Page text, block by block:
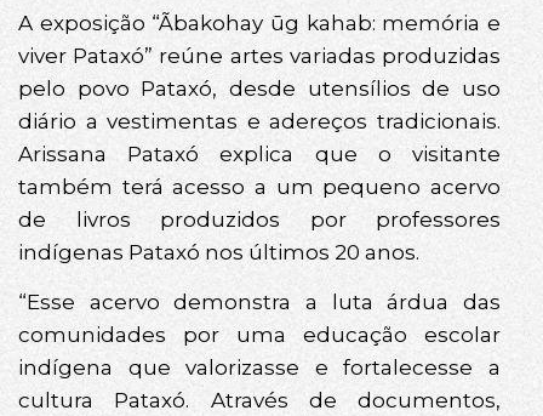
A exposição “Ãbakohay ūg kahab: memória e
viver Pataxó” reúne artes variadas produzidas
pelo povo Pataxó, desde utensílios de uso
diário a vestimentas e adereços tradicionais.
Arissana Pataxó explica que o visitante
também terá acesso a um pequeno acervo
de livros produzidos por professores
indígenas Pataxó nos últimos 20 anos.
“Esse acervo demonstra a luta árdua das
comunidades por uma educação escolar
indígena que valorizasse e fortalecesse a
cultura Pataxó. Através de documentos,